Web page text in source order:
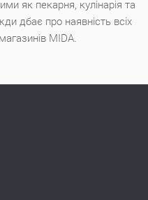
як пекарня, кулінарія та
дбає про наявність всіх
MIDA.